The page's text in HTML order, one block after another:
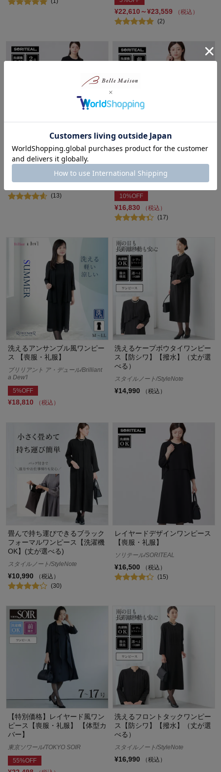
¥22,610～¥23,559
（税込）
(2)
洗えるロングジャケット＆パン
ツ【入卒・喪服】／NUIT
ソリテール/SORITEAL
(13)
【たたんで持ち運べる】 洗える
服】 (7～21AR)
ソリテール/SORITEAL
10%OFF
¥16,830
（税込）
(17)
洗えるアンサンブル風ワンピー
ス 【喪服・礼服】
ブリリアント ア・デュール/Brilliant
a Dew'l
5%OFF
¥18,810 （税込）
洗えるケープボウタイワンピー
ス【防シワ】【撥水】（丈が選
べる）
スタイルノート/StyleNote
¥14,990 （税込）
畳んで持ち運びできるブラック
フォーマルワンピース【洗濯機
OK】(丈が選べる)
スタイルノート/StyleNote
¥10,990
（税込）
(30)
レイヤードデザインワンピース
【喪服・礼服】
ソリテール/SORITEAL
¥16,500
（税込）
(15)
【特別価格】レイヤード風ワン
ピース【喪服・礼服】 【体型カ
バー】
東京ソワール/TOKYO SOIR
55%OFF
洗えるフロントタックワンピー
ス【防シワ】【撥水】（丈が選
べる）
スタイルノート/StyleNote
¥16,990 （税込）